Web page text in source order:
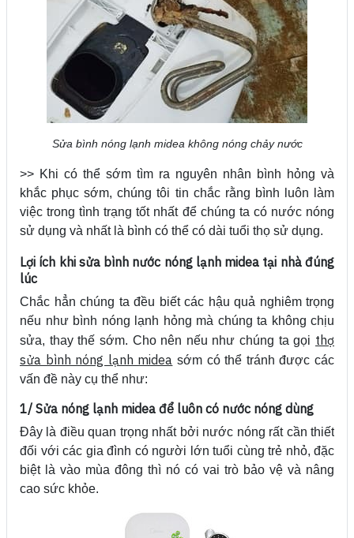
Sửa bình nóng lạnh midea không nóng chảy nước
>> Khi có thể sớm tìm ra nguyên nhân bình hỏng và
khắc phục sớm, chúng tôi tin chắc rằng bình luôn làm
việc trong tình trạng tốt nhất để chúng ta có nước nóng
sử dụng và nhất là bình có thể có dài tuổi thọ sử dụng.
Lợi ích khi sửa bình nước nóng lạnh midea tại nhà đúng
lúc
Chắc hẳn chúng ta đều biết các hậu quả nghiêm trọng
nếu như bình nóng lạnh hỏng mà chúng ta không chịu
sửa, thay thế sớm. Cho nên nếu như chúng ta gọi thợ
sửa bình nóng lạnh midea sớm có thể tránh được các
vấn đề này cụ thể như:
1/ Sửa nóng lạnh midea để luôn có nước nóng dùng
Đây là điều quan trọng nhất bởi nước nóng rất cần thiết
đối với các gia đình có người lớn tuổi cùng trẻ nhỏ, đặc
biệt là vào mùa đông thì nó có vai trò bảo vệ và nâng
cao sức khỏe.